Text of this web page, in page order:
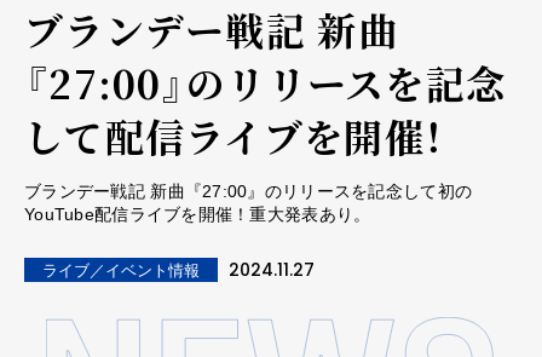
ブランデー戦記 新曲
『27:00』のリリースを記念
して配信ライブを開催！
ブランデー戦記 新曲『27:00』のリリースを記念して初の
YouTube配信ライブを開催！重大発表あり。
ライブ／イベント情報 2024.11.27